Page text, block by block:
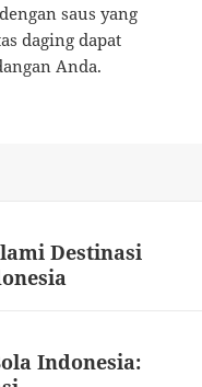
saus yang
daging dapat
Anda.
Destinasi
Indonesia: